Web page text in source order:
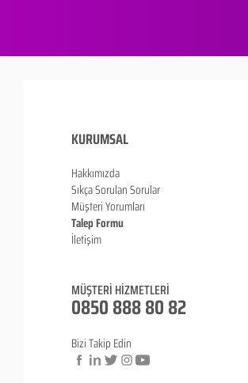
KURUMSAL
Hakkımızda
Sıkça Sorulan Sorular
Müşteri Yorumları
Talep Formu
İletişim
MÜŞTERİ HİZMETLERİ
0850 888 80 82
Bizi Takip Edin